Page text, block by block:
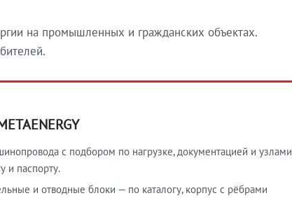
на промышленных и гражданских объектах.
с подбором по нагрузке, документацией и узлами
и паспорту.
и отводные блоки — по каталогу, корпус с рёбрами